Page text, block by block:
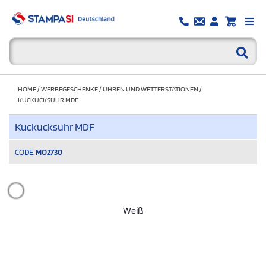
HOME/WERBEGESCHENKE/UHREN UND WETTERSTATIONEN /
KUCKUCKSUHR MDF
Kuckucksuhr MDF
CODE. MO2730
Weiß